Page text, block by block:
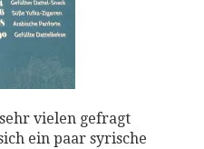
vielen gefragt
ein paar syrische